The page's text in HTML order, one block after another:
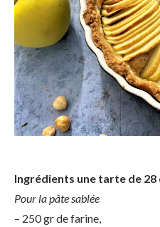
Ingrédients une tarte de 28
Pour la pâte sablée
– 250 gr de farine,